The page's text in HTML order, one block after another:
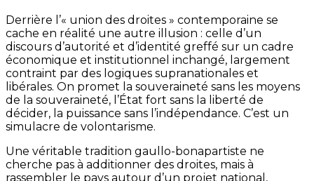
Derrière l’« union des droites » contemporaine se
cache en réalité une autre illusion : celle d’un
discours d’autorité et d’identité greffé sur un cadre
économique et institutionnel inchangé, largement
contraint par des logiques supranationales et
libérales. On promet la souveraineté sans les moyens
de la souveraineté, l’État fort sans la liberté de
décider, la puissance sans l’indépendance. C’est un
simulacre de volontarisme.
Une véritable tradition gaullo-bonapartiste ne
cherche pas à additionner des droites, mais à
rassembler le pays autour d’un projet national,